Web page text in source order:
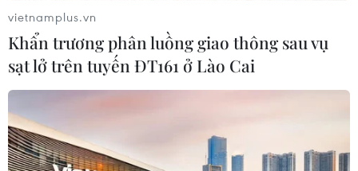
vietnamplus.vn
Khẩn trương phân luồng giao thông sau vụ
sạt lở trên tuyến ĐT161 ở Lào Cai